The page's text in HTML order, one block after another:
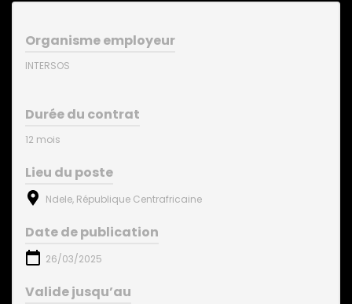
Organisme employeur
INTERSOS
Durée du contrat
12 mois
Lieu du poste
Ndele, République Centrafricaine
Date de publication
26/03/2025
Valide jusqu’au